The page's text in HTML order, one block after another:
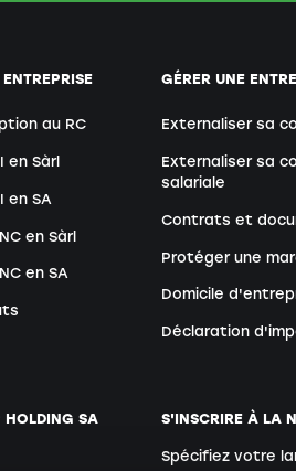
au RC
en Sàrl
en SA
en Sàrl
en SA
GÉRER UNE
Externaliser sa
Externaliser sa
salariale
Contrats et
Protéger une
Domicile
Déclaration
HOLDING SA S'INSCRIRE À LA
Spécifiez votre